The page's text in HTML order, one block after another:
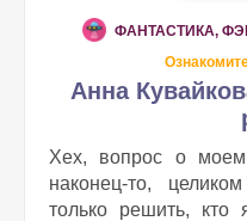
ФАНТАСТИКА,
Анна
Хех, вопрос о моем
наконец-то,
только решить, кто